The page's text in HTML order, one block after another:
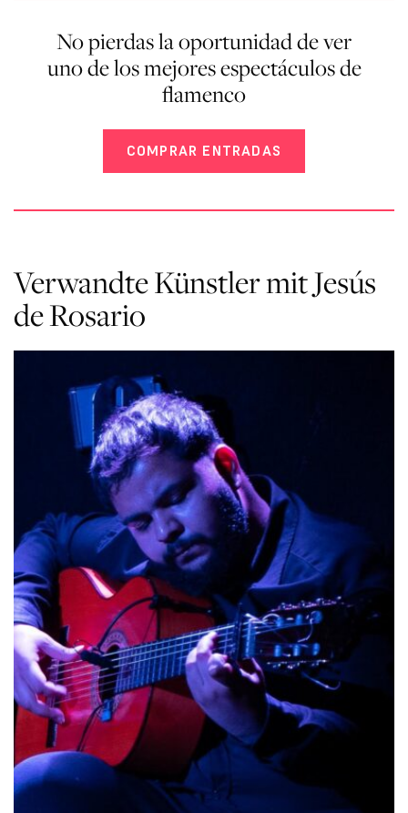
No pierdas la oportunidad de ver
uno de los mejores espectáculos de
flamenco
COMPRAR ENTRADAS
Verwandte Künstler mit Jesús
de Rosario